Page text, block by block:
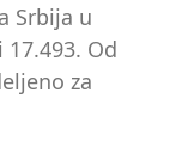
Srbija u
Od
za